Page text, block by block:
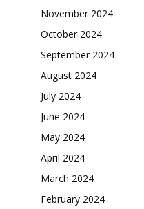
November 2024
October 2024
September 2024
August 2024
July 2024
June 2024
May 2024
April 2024
March 2024
February 2024